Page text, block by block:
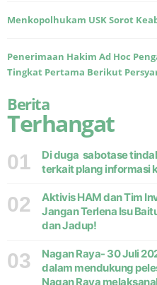
Menkopolhukam USK Sorot
Penerimaan Hakim Ad Hoc
Tingkat Pertama Berikut
Berita
Terhangat
01
Di duga sabotase
terkait plang informasi
02
Aktivis HAM dan Tim
Jangan Terlena Isu
dan Jadup!
03
Nagan Raya- 30 Juli
dalam mendukung
Nagan Raya